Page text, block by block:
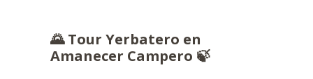
🌄 Tour Yerbatero en
Amanecer Campero 🍃